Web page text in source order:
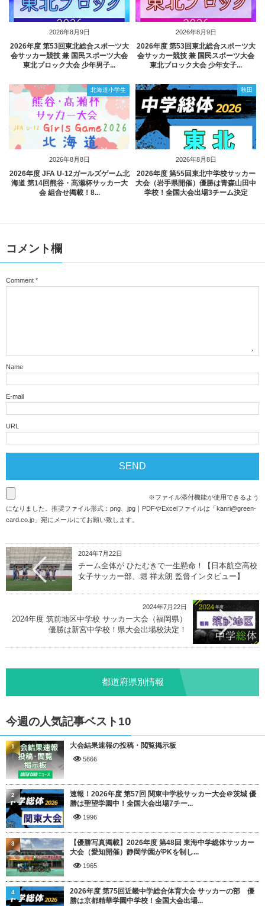
2026年8月9日
2026年度 第53回東北総合スポーツ大
会サッカー競技 兼 国民スポーツ大会
東北ブロック大会 少年男子...
2026年8月9日
2026年度 第53回東北総合スポーツ大
会サッカー競技 兼 国民スポーツ大会
東北ブロック大会 少年女子...
2026年8月8日
北海道小学生
2026年度 JFA U-12ガールズゲーム北
海道 第14回熊谷・髙瀬杯サッカー大
会 組合せ掲載！8...
2026年8月8日
秋田
2026年度 第55回東北中学校サッカー
大会（岩手県開催）優勝は青森山田中
学校！全国大会出場3チーム決定
コメント欄
Comment *
Name
E-mail
URL
※ファイル添付機能が使用できるよう
になりました。推奨ファイル形式：png、jpg｜PDFやExcelファイルは「kanri@green-
card.co.jp 」宛にメールにてお願い致します。
2024年7月22日
チーム全体が ひたむきで一生懸命！【日本航空高校
女子サッカー部、堀 祥太朗 監督インタビュー】
2024年7月22日
2024年度 筑前地区中学校 サッカー大会（福岡県）
優勝は新宮中学校！県大会出場校決定！
都道府県別情報
今週の人気記事ベスト10
大会結果速報の投稿・閲覧掲示板
5666
1
速報！2026年度 第57回 関東中学校サッカー大会＠茨城 優
勝は聖望学園中！全国大会出場7チー...
1996
2
【優勝写真掲載】2026年度 第48回 東海中学総体サッカー
大会（愛知開催）静岡学園がPKを制し...
1965
3
2026年度 第75回近畿中学総合体育大会 サッカーの部 優
勝は京都精華学園中学校！全国大会出場...
4